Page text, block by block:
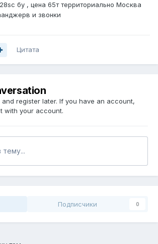
бу , цена 65т территориально Москва
и звонки
Цитата
register later. If you have an account,
with your account.
тему...
Подписчики 0